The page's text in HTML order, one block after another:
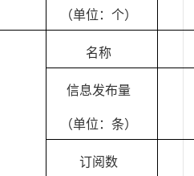
（单位：个）
名称
信息发布量
（单位：条）
订阅数